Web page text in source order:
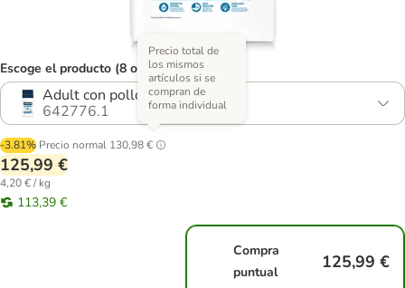
Escoge el producto (8 opciones)
Adult con pollo - 2 x 15 kg
642776.1
-3.81% Precio normal 130,98 €
Precio total de
los mismos
artículos si se
compran de
forma individual
125,99 €
4,20 € / kg
113,39 €
Compra
puntual
125,99 €